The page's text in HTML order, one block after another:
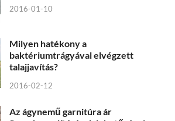
2016-01-10
Milyen hatékony a
baktériumtrágyával elvégzett
talajjavítás?
2016-02-12
Az ágynemű garnitúra ár